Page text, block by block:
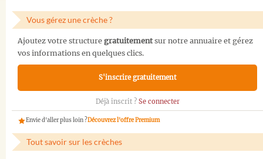
Vous gérez une crèche ?
Ajoutez votre structure gratuitementsur notre annuaire et gérez
vos informations en quelques clics.
S'inscrire gratuitement
Déjà inscrit ? Se connecter
Envie d'aller plus loin ?Découvrez l'offre Premium
Tout savoir sur les crèches